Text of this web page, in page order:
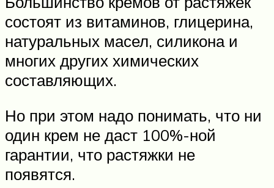
состоят из витаминов, глицерина,
натуральных масел, силикона и
многих других химических
составляющих.
Но при этом надо понимать, что ни
один крем не даст 100%-ной
гарантии, что растяжки не
появятся.